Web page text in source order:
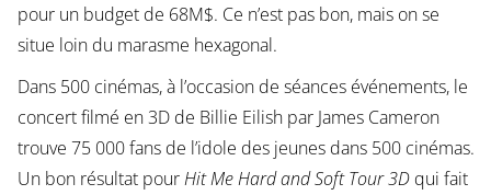
pour un budget de 68M$. Ce n’est pas bon, mais on se
situe loin du marasme hexagonal.
Dans 500 cinémas, à l’occasion de séances événements, le
concert filmé en 3D de Billie Eilish par James Cameron
trouve 75 000 fans de l’idole des jeunes dans 500 cinémas.
Un bon résultat pourHit Me Hard and Soft Tour 3Dqui fait